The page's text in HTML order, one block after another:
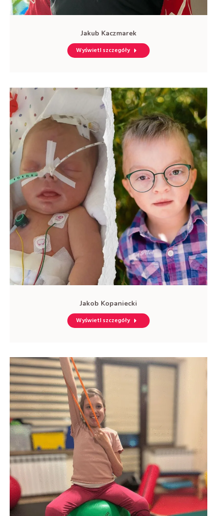
Jakub Kaczmarek
Wyświetl szczegóły
Jakob Kopaniecki
Wyświetl szczegóły